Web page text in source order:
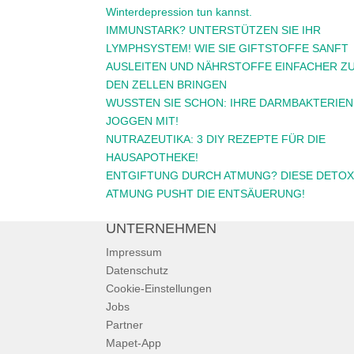
Winterdepression tun kannst.
IMMUNSTARK? UNTERSTÜTZEN SIE IHR
LYMPHSYSTEM! WIE SIE GIFTSTOFFE SANFT
AUSLEITEN UND NÄHRSTOFFE EINFACHER
DEN ZELLEN BRINGEN
WUSSTEN SIE SCHON: IHRE DARMBAKTERIEN
JOGGEN MIT!
NUTRAZEUTIKA: 3 DIY REZEPTE FÜR DIE
HAUSAPOTHEKE!
ENTGIFTUNG DURCH ATMUNG? DIESE
ATMUNG PUSHT DIE ENTSÄUERUNG!
UNTERNEHMEN
Impressum
Datenschutz
Cookie-Einstellungen
Jobs
Partner
Mapet-App